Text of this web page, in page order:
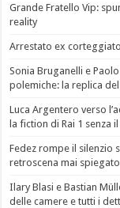
Grande Fratello Vip:
reality
Arrestato ex
Sonia Bruganelli e
polemiche: la replica
Luca Argentero verso
la fiction di Rai 1 senza
Fedez rompe il silenzio
retroscena mai spiegato
Ilary Blasi e Bastian
delle camere e tutti i